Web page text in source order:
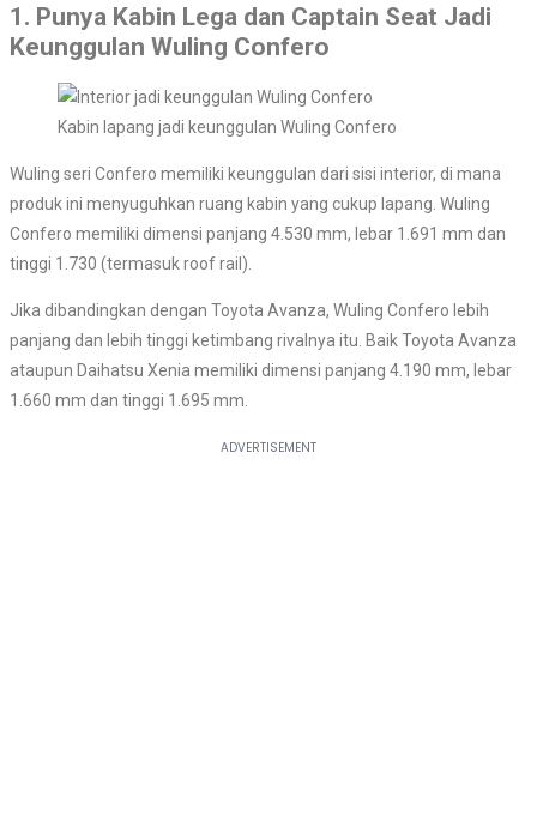
1. Punya Kabin Lega dan Captain Seat Jadi
Keunggulan Wuling Confero
Kabin lapang jadi keunggulan Wuling Confero
Wuling seri Confero memiliki keunggulan dari sisi interior, di mana
produk ini menyuguhkan ruang kabin yang cukup lapang. Wuling
Confero memiliki dimensi panjang 4.530 mm, lebar 1.691 mm dan
tinggi 1.730 (termasuk roof rail).
Jika dibandingkan dengan Toyota Avanza, Wuling Confero lebih
panjang dan lebih tinggi ketimbang rivalnya itu. Baik Toyota Avanza
ataupun Daihatsu Xenia memiliki dimensi panjang 4.190 mm, lebar
1.660 mm dan tinggi 1.695 mm.